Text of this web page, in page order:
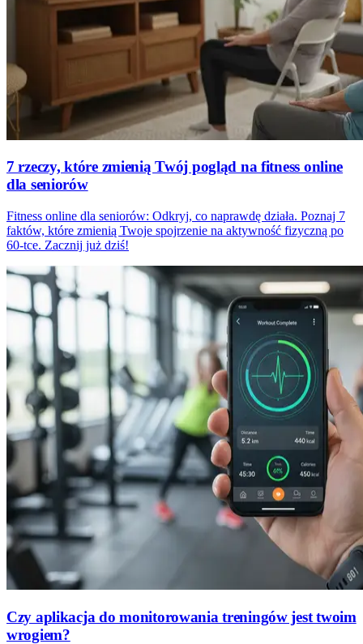
7 rzeczy, które zmienią Twój pogląd na fitness online
dla seniorów
Fitness online dla seniorów: Odkryj, co naprawdę działa. Poznaj 7
faktów, które zmienią Twoje spojrzenie na aktywność fizyczną po
60-tce. Zacznij już dziś!
Czy aplikacja do monitorowania treningów jest twoim
wrogiem?